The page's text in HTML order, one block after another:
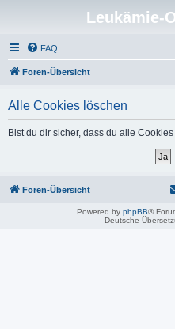
Leukämie-
FAQ
Foren-Übersicht
Alle Cookies löschen
Bist du dir sicher, dass du alle
Foren-Übersicht
Powered by phpBB®
Deutsche